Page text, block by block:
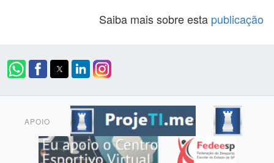
Saiba mais sobre esta publicação
APOIO